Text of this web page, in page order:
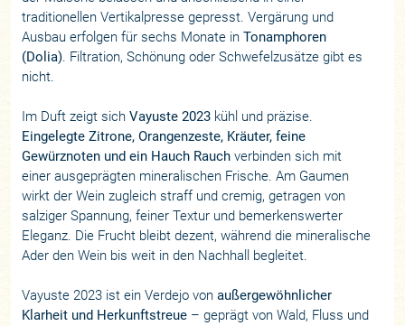
traditionellen Vertikalpresse gepresst. Vergärung und
Ausbau erfolgen für sechs Monate inTonamphoren
(Dolia). Filtration, Schönung oder Schwefelzusätze gibt es
nicht.
Im Duft zeigt sichVayuste 2023 kühl und präzise.
Eingelegte Zitrone, Orangenzeste, Kräuter, feine
Gewürznoten und ein Hauch Rauch verbinden sich mit
einer ausgeprägten mineralischen Frische. Am Gaumen
wirkt der Wein zugleich straff und cremig, getragen von
salziger Spannung, feiner Textur und bemerkenswerter
Eleganz. Die Frucht bleibt dezent, während die mineralische
Ader den Wein bis weit in den Nachhall begleitet.
Vayuste 2023 ist ein Verdejo vonaußergewöhnlicher
Klarheit und Herkunftstreue – geprägt von Wald, Fluss und